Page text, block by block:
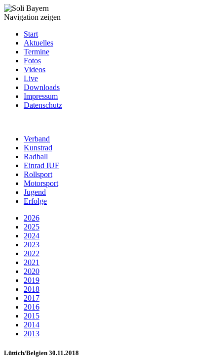
Navigation zeigen
Start
Aktuelles
Termine
Fotos
Videos
Live
Downloads
Impressum
Datenschutz
Verband
Kunstrad
Radball
Einrad IUF
Rollsport
Motorsport
Jugend
Erfolge
2026
2025
2024
2023
2022
2021
2020
2019
2018
2017
2016
2015
2014
2013
Lüttich/Belgien 30.11.2018